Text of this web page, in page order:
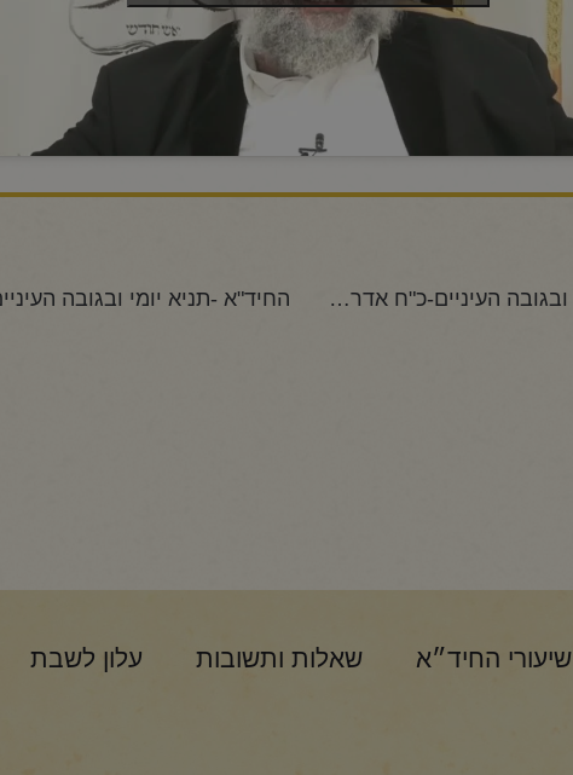
החיד"א -תניא יומי ובגובה העיניים-כ"ח אדר תשפ"ה
שיעורי החיד״א שאלות ותשובות עלון לשבת